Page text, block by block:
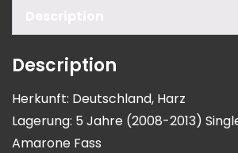
Description
Herkunft: Deutschland, Harz
Lagerung: 5 Jahre (2008-2013)
Amarone Fass